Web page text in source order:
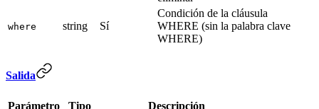
where string Sí
Condición de la cláusula
WHERE (sin la palabra clave
WHERE)
Salida
Parámetro Tipo Descripción